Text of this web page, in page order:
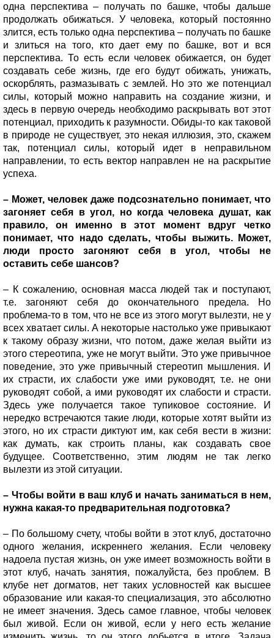
одна перспектива – получать по башке, чтобы дальше
продолжать обижаться. У человека, который постоянно
злится, есть только одна перспектива – получать по башке
и злиться на того, кто дает ему по башке, вот и вся
перспектива. То есть если человек обижается, он будет
создавать себе жизнь, где его будут обижать, унижать,
оскорблять, размазывать с землей. Но это же потенциал
силы, который можно направить на создание жизни, и
здесь в первую очередь необходимо раскрывать вот этот
потенциал, приходить к разумности. Обиды-то как таковой
в природе не существует, это некая иллюзия, это, скажем
так, потенциал силы, который идет в неправильном
направлении, то есть вектор направлен не на раскрытие
успеха.
– Может, человек даже подсознательно понимает, что
загоняет себя в угол, но когда человека душат, как
правило, он именно в этот момент вдруг четко
понимает, что надо сделать, чтобы выжить. Может,
люди просто загоняют себя в угол, чтобы не
оставить себе шансов?
– К сожалению, основная масса людей так и поступают,
т.е. загоняют себя до окончательного предела. Но
проблема-то в том, что не все из этого могут вылезти, не у
всех хватает силы. А некоторые настолько уже привыкают
к такому образу жизни, что потом, даже желая выйти из
этого стереотипа, уже не могут выйти. Это уже привычное
поведение, это уже привычный стереотип мышления. И
их страсти, их слабости уже ими руководят, т.е. не они
руководят собой, а ими руководят их слабости и страсти.
Здесь уже получается такое тупиковое состояние. И
нередко встречаются такие люди, которые хотят выйти из
этого, но их страсти диктуют им, как себя вести в жизни:
как думать, как строить планы, как создавать свое
будущее. Соответственно, этим людям не так легко
вылезти из этой ситуации.
– Чтобы войти в ваш клуб и начать заниматься в нем,
нужна какая-то предварительная подготовка?
– По большому счету, чтобы войти в этот клуб, достаточно
одного желания, искреннего желания. Если человеку
надоела пустая жизнь, он уже имеет возможность войти в
этот клуб, начать занятия, пожалуйста, без проблем. В
клубе нет догматов, нет таких условностей как высшее
образование или какая-то специализация, это абсолютно
не имеет значения. Здесь самое главное, чтобы человек
был живой. Если он живой, если у него есть желание